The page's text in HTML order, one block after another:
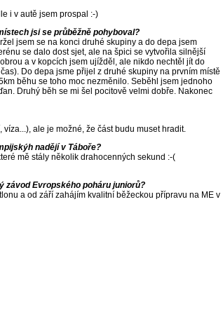
i v autě jsem prospal :-)
jsi se průběžně pohyboval?
jsem se na konci druhé skupiny a do depa jsem
se dalo dost sjet, ale na špici se vytvořila silnější
a v kopcích jsem ujížděl, ale nikdo nechtěl jít do
Do depa jsme přijel z druhé skupiny na prvním místě
běhu se toho moc nezměnilo. Seběhl jsem jednoho
Druhý běh se mi šel pocitově velmi dobře. Nakonec
ale je možné, že část budu muset hradit.
nadějí v Táboře?
mě stály několik drahocenných sekund :-(
závod Evropského poháru juniorů?
a od září zahájím kvalitní běžeckou přípravu na ME v